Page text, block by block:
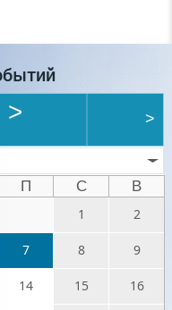
> >
П С
В
1
2
7 8 9
14 15 16